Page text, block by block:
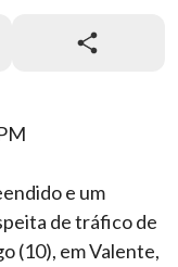
e um
de tráfico de
(10), em Valente,